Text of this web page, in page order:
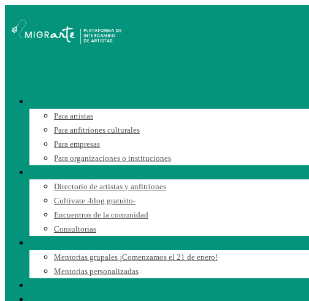
Para artistas
Para anfitriones culturales
Para empresas
Para organizaciones o instituciones
Directorio de artistas y anfitriones
Cultivate -blog gratuito-
Encuentros de la comunidad
Consultorias
Mentorias grupales ¡Comenzamos el 21 de enero!
Mentorias personalizadas